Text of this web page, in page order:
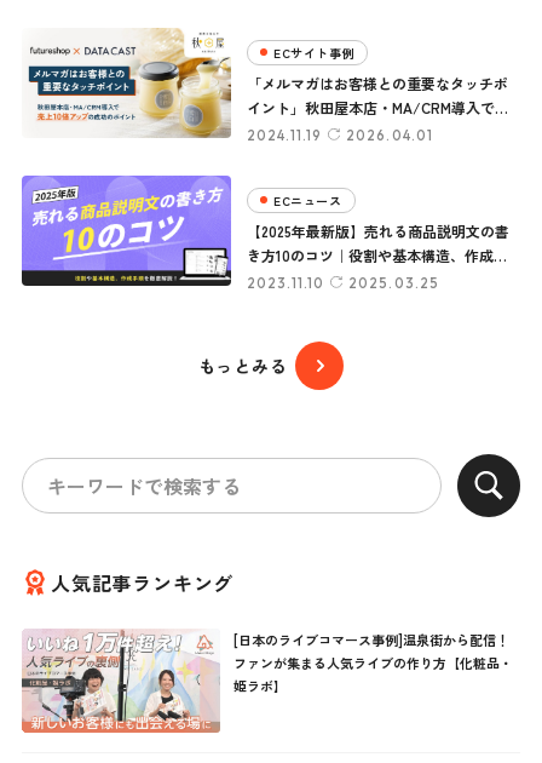
ECサイト事例
2024.11.19 2026.04.01
「メルマガはお客様との重要なタッチポ
イント」秋田屋本店・MA/CRM導入で売
上10倍アップの成功のポイント
ECニュース
2023.11.10 2025.03.25
【2025年最新版】売れる商品説明文の書
き方10のコツ｜役割や基本構造、作成手
順を徹底解説！
もっとみる
人気記事ランキング
[日本のライブコマース事例]温泉街から配信！
ファンが集まる人気ライブの作り方【化粧品・
姫ラボ】